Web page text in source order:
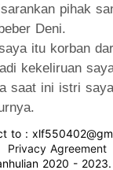
pihak
Deni.
itu korban
kekeliruan
saat ini istri
to :
Privacy Agreement
2020 - 2023.